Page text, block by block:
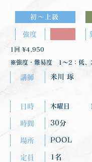
初〜上級
強度
1回 ¥4,950
※強度・難易度 1〜2：低、
講師 米川 琢
日時 木曜日
時間 30分
場所 POOL
定員 1名